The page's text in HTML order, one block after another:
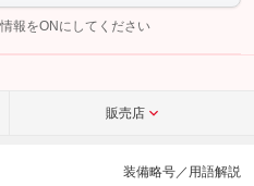
ら
報をONにしてください
販売店
装備略号／用語解説